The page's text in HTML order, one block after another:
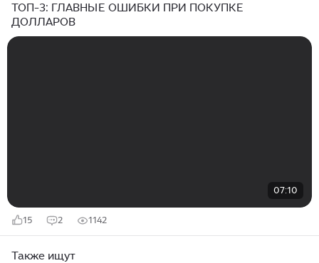
ТОП-3: ГЛАВНЫЕ ОШИБКИ ПРИ ПОКУПКЕ
ДОЛЛАРОВ
07:10
15 2 1142
Также ищут